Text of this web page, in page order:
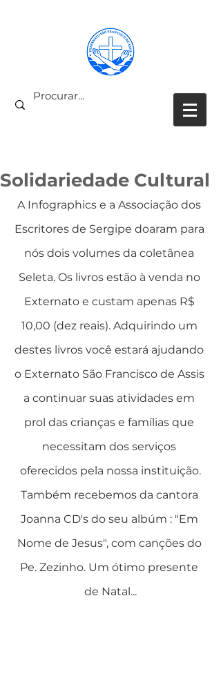
Solidariedade Cultural
A Infographics e a Associação dos
Escritores de Sergipe doaram para
nós dois volumes da coletânea
Seleta. Os livros estão à venda no
Externato e custam apenas R$
10,00 (dez reais). Adquirindo um
destes livros você estará ajudando
o Externato São Francisco de Assis
a continuar suas atividades em
prol das crianças e famílias que
necessitam dos serviços
oferecidos pela nossa instituição.
Também recebemos da cantora
Joanna CD's do seu albúm : "Em
Nome de Jesus", com canções do
Pe. Zezinho. Um ótimo presente
de Natal...